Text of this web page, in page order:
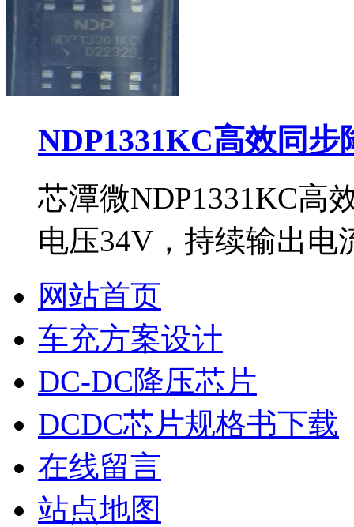
NDP1331KC高效同
芯潭微NDP1331KC高
电压34V，持续输出
网站首页
车充方案设计
DC-DC降压芯片
DCDC芯片规格书下载
在线留言
站点地图